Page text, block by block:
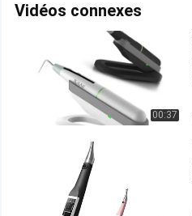
Vidéos connexes
00:37